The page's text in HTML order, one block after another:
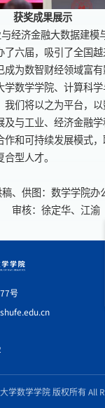
获奖成果展示
经济金融大数据建模
了六届，吸引了全国
成为数智财经领域富
学数学学院、计算科
我们将以之为平台，
与工业、经济金融学
作和可持续发展模式
型人才。
稿、供图：数学学院办
审核：徐定华、江渝
号
学数学学院 版权所有 All